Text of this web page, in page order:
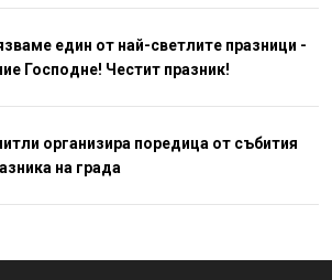
един от най-светлите празници -
Господне! Честит празник!
организира поредица от събития
на града